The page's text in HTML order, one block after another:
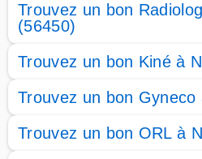
Trouvez un bon
(56450)
Trouvez un bon Kiné à
Trouvez un bon
Trouvez un bon ORL à